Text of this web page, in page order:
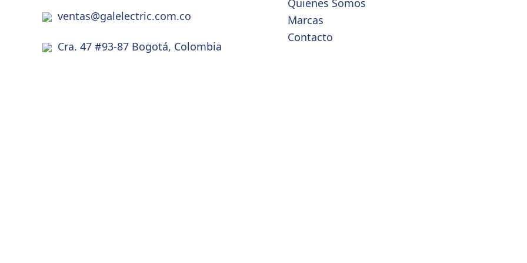
ventas@galelectric.com.co
Cra. 47 #93-87 Bogotá, Colombia
Marcas
Contacto